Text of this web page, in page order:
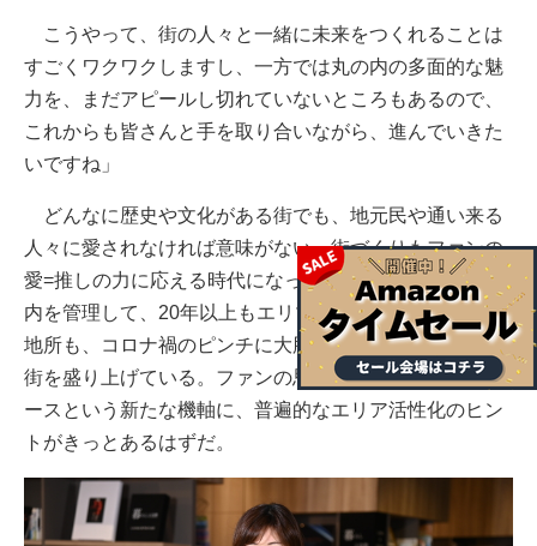
こうやって、街の人々と一緒に未来をつくれることは
すごくワクワクしますし、一方では丸の内の多面的な魅
力を、まだアピールし切れていないところもあるので、
これからも皆さんと手を取り合いながら、進んでいきた
いですね」
どんなに歴史や文化がある街でも、地元民や通い来る
人々に愛されなければ意味がない。街づくりもファンの
愛=推しの力に応える時代になってきた。歴史ある丸の
内を管理して、20年以上もエリマネに注力してきた三菱
地所も、コロナ禍のピンチに大胆な発想転換を実行して
街を盛り上げている。ファンの思いを礎にするファンベ
ースという新たな機軸に、普遍的なエリア活性化のヒン
トがきっとあるはずだ。